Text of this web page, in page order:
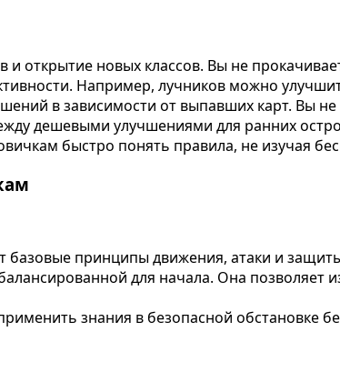
открытие новых классов. Вы не
Например, лучников можно
в зависимости от выпавших карт. Вы
дешевыми улучшениями для ранних
быстро понять правила, не изучая
базовые принципы движения, атаки и
для начала. Она позволяет
знания в безопасной обстановке